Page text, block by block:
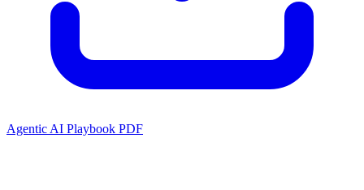
Agentic AI Playbook PDF